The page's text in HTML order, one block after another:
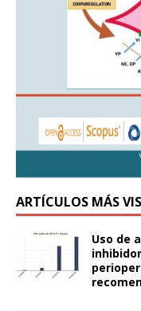
ARTÍCULOS MÁS
Uso de